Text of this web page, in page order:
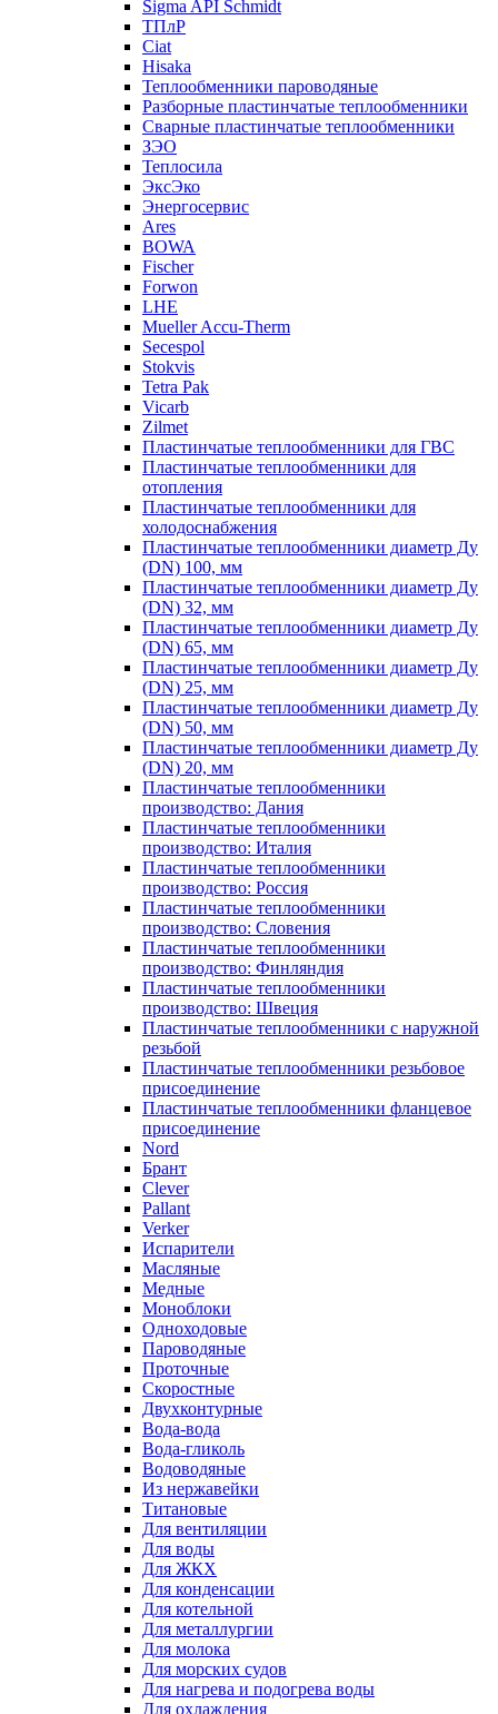
Sigma API Schmidt
ТПлР
Ciat
Hisaka
Теплообменники пароводяные
Разборные пластинчатые теплообменники
Сварные пластинчатые теплообменники
ЗЭО
Теплосила
ЭксЭко
Энергосервис
Ares
BOWA
Fischer
Forwon
LHE
Mueller Accu-Therm
Secespol
Stokvis
Tetra Pak
Vicarb
Zilmet
Пластинчатые теплообменники для ГВС
Пластинчатые теплообменники для
отопления
Пластинчатые теплообменники для
холодоснабжения
Пластинчатые теплообменники диаметр Ду
(DN) 100, мм
Пластинчатые теплообменники диаметр Ду
(DN) 32, мм
Пластинчатые теплообменники диаметр Ду
(DN) 65, мм
Пластинчатые теплообменники диаметр Ду
(DN) 25, мм
Пластинчатые теплообменники диаметр Ду
(DN) 50, мм
Пластинчатые теплообменники диаметр Ду
(DN) 20, мм
Пластинчатые теплообменники
производство: Дания
Пластинчатые теплообменники
производство: Италия
Пластинчатые теплообменники
производство: Россия
Пластинчатые теплообменники
производство: Словения
Пластинчатые теплообменники
производство: Финляндия
Пластинчатые теплообменники
производство: Швеция
Пластинчатые теплообменники с наружной
резьбой
Пластинчатые теплообменники резьбовое
присоединение
Пластинчатые теплообменники фланцевое
присоединение
Nord
Брант
Clever
Pallant
Verker
Испарители
Масляные
Медные
Моноблоки
Одноходовые
Пароводяные
Проточные
Скоростные
Двухконтурные
Вода-вода
Вода-гликоль
Водоводяные
Из нержавейки
Титановые
Для вентиляции
Для воды
Для ЖКХ
Для конденсации
Для котельной
Для металлургии
Для молока
Для морских судов
Для нагрева и подогрева воды
Для охлаждения